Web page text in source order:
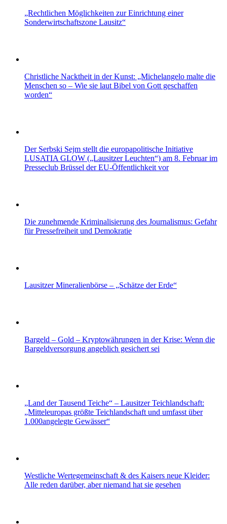
„Rechtlichen Möglichkeiten zur Einrichtung einer
Sonderwirtschaftszone Lausitz“
Christliche Nacktheit in der Kunst: „Michelangelo malte die
Menschen so – Wie sie laut Bibel von Gott geschaffen
worden“
Der Serbski Sejm stellt die europapolitische Initiative
LUSATIA GLOW („Lausitzer Leuchten“) am 8. Februar im
Presseclub Brüssel der EU-Öffentlichkeit vor
Die zunehmende Kriminalisierung des Journalismus: Gefahr
für Pressefreiheit und Demokratie
Lausitzer Mineralienbörse – „Schätze der Erde“
Bargeld – Gold – Kryptowährungen in der Krise: Wenn die
Bargeldversorgung angeblich gesichert sei
„Land der Tausend Teiche“ – Lausitzer Teichlandschaft:
„Mitteleuropas größte Teichlandschaft und umfasst über
1.000angelegte Gewässer“
Westliche Wertegemeinschaft & des Kaisers neue Kleider:
Alle reden darüber, aber niemand hat sie gesehen